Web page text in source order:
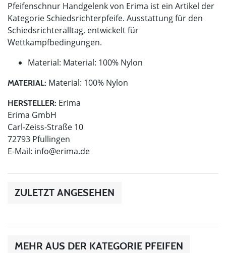
Pfeifenschnur Handgelenk von Erima ist ein Artikel der
Kategorie Schiedsrichterpfeife. Ausstattung für den
Schiedsrichteralltag, entwickelt für
Wettkampfbedingungen.
Material: Material: 100% Nylon
MATERIAL: Material: 100% Nylon
HERSTELLER: Erima
Erima GmbH
Carl-Zeiss-Straße 10
72793 Pfullingen
E-Mail: info@erima.de
ZULETZT ANGESEHEN
MEHR AUS DER KATEGORIE PFEIFEN